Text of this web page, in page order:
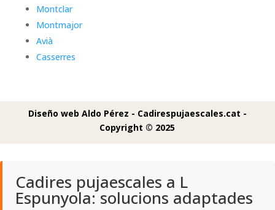
Montclar
Montmajor
Avià
Casserres
Diseño web Aldo Pérez - Cadirespujaescales.cat -
Copyright © 2025
Cadires pujaescales a L
Espunyola: solucions adaptades